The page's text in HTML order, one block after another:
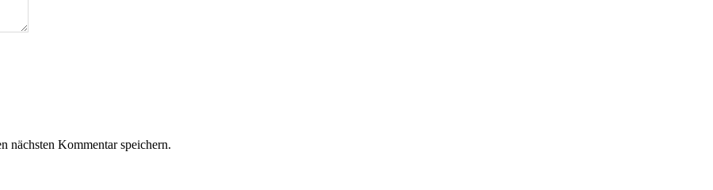
nächsten Kommentar speichern.